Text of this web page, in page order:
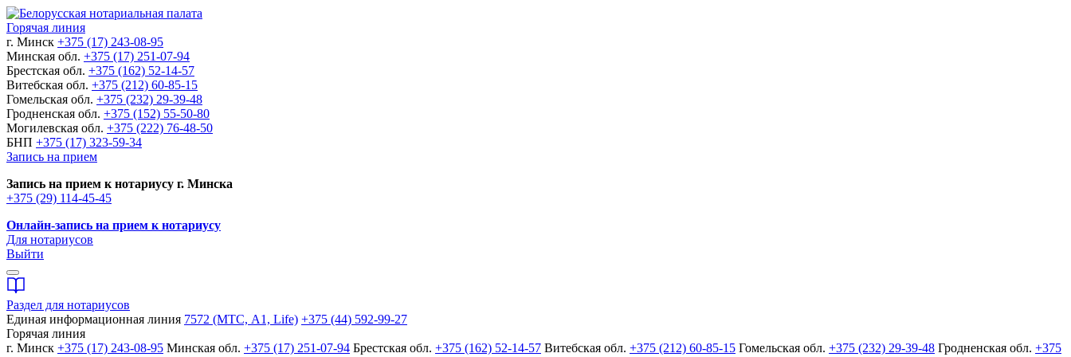
Горячая линия
г. Минск +375 (17) 243-08-95
Минская обл. +375 (17) 251-07-94
Брестская обл. +375 (162) 52-14-57
Витебская обл. +375 (212) 60-85-15
Гомельская обл. +375 (232) 29-39-48
Гродненская обл. +375 (152) 55-50-80
Могилевская обл. +375 (222) 76-48-50
БНП +375 (17) 323-59-34
Запись на прием
Запись на прием к нотариусу г. Минска
+375 (29) 114-45-45
Онлайн-запись на прием к нотариусу
Для нотариусов
Выйти
Раздел для нотариусов
Единая информационная линия 7572 (МТС, A1, Life) +375 (44) 592-99-27
Горячая линия
г. Минск +375 (17) 243-08-95 Минская обл. +375 (17) 251-07-94 Брестская обл. +375 (162) 52-14-57 Витебская обл. +375 (212) 60-85-15 Гомельская обл. +375 (232) 29-39-48 Гродненская обл. +375